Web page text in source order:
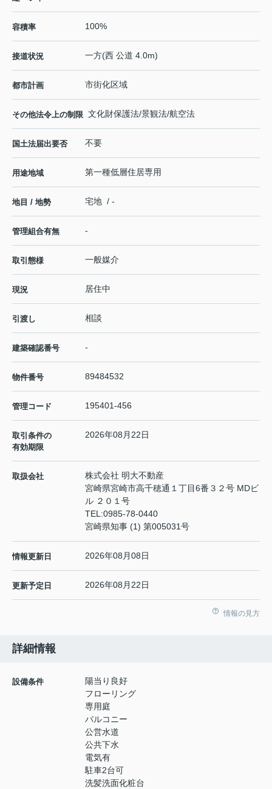
容積率 100%
接道状況 一方(西 公道 4.0m)
都市計画 市街化区域
その他法令上の制限 文化財保護法/景観法/航空法
国土法届出要否 不要
用途地域 第一種低層住居専用
地目 / 地勢 宅地 / -
管理組合有無 -
取引態様 一般媒介
現況 居住中
引渡し 相談
建築確認番号 -
物件番号 89484532
管理コード 195401-456
取引条件の
有効期限
2026年08月22日
取扱会社
株式会社 明大不動産
宮崎県宮崎市高千穂通１丁目6番３２号 MDビ
ル ２０１号
TEL:0985-78-0440
宮崎県知事 (1) 第005031号
情報更新日 2026年08月08日
更新予定日 2026年08月22日
情報の見方
詳細情報
設備条件
陽当り良好
フローリング
専用庭
バルコニー
公営水道
公共下水
電気有
駐車2台可
洗髪洗面化粧台